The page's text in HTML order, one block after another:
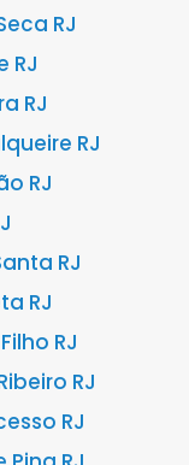
RJ
RJ
RJ
RJ
RJ
RJ
RJ
RJ
RJ
RJ